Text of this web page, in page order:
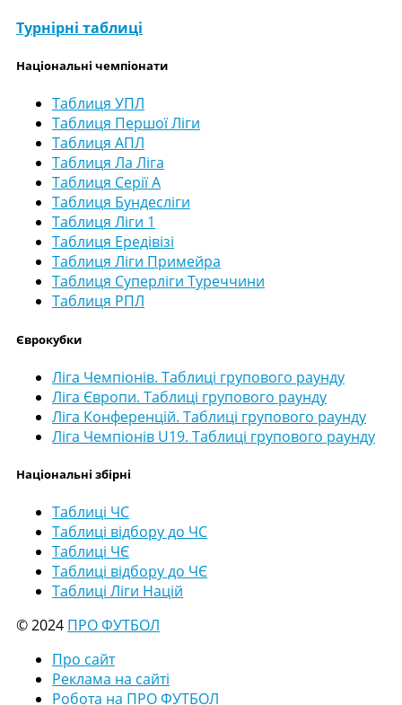
Турнірні таблиці
Національні чемпіонати
Таблиця УПЛ
Таблиця Першої Ліги
Таблиця АПЛ
Таблиця Ла Ліга
Таблиця Серії А
Таблиця Бундесліги
Таблиця Ліги 1
Таблиця Ередівізі
Таблиця Ліги Примейра
Таблиця Суперліги Туреччини
Таблиця РПЛ
Єврокубки
Ліга Чемпіонів. Таблиці групового раунду
Ліга Європи. Таблиці групового раунду
Ліга Конференцій. Таблиці групового раунду
Ліга Чемпіонів U19. Таблиці групового раунду
Національні збірні
Таблиці ЧС
Таблиці відбору до ЧС
Таблиці ЧЄ
Таблиці відбору до ЧЄ
Таблиці Ліги Націй
© 2024 ПРО ФУТБОЛ
Про сайт
Реклама на сайті
Робота на ПРО ФУТБОЛ